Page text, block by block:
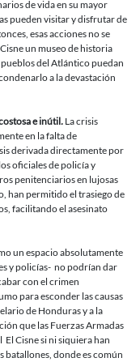
de vida en su mayor
pueden visitar y disfrutar de
esas acciones no se
un museo de historia
del Atlántico puedan
a la devastación
e inútil. La crisis
en la falta de
derivada directamente por
oficiales de policía y
penitenciarios en lujosas
han permitido el trasiego de
facilitando el asesinato
un espacio absolutamente
y policías- no podrían dar
con el crimen
para esconder las causas
de Honduras y a la
que las Fuerzas Armadas
Cisne si ni siquiera han
batallones, donde es común